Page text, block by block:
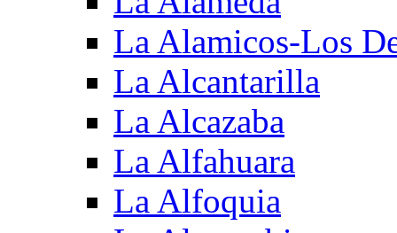
La Alamicos-Los
La Alcantarilla
La Alcazaba
La Alfahuara
La Alfoquia